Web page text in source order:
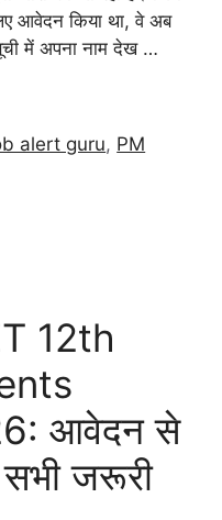
आवेदन किया था, वे अब
में अपना नाम देख …
alert guru, PM
12th
आवेदन से
जरूरी